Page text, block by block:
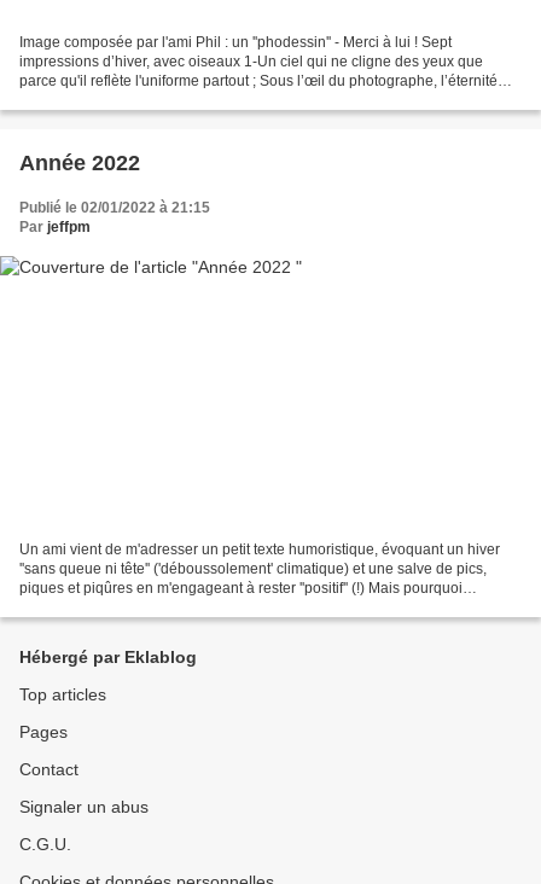
Image composée par l'ami Phil : un ''phodessin'' - Merci à lui ! Sept
impressions d’hiver, avec oiseaux 1-Un ciel qui ne cligne des yeux que
parce qu'il reflète l'uniforme partout ; Sous l’œil du photographe, l’éternité
Année 2022
Publié le 02/01/2022 à 21:15
Par jeffpm
Un ami vient de m'adresser un petit texte humoristique, évoquant un hiver
''sans queue ni tête'' ('déboussolement' climatique) et une salve de pics,
piques et piqûres en m'engageant à rester ''positif'' (!) Mais pourquoi
Hébergé par Eklablog
Top articles
Pages
Contact
Signaler un abus
C.G.U.